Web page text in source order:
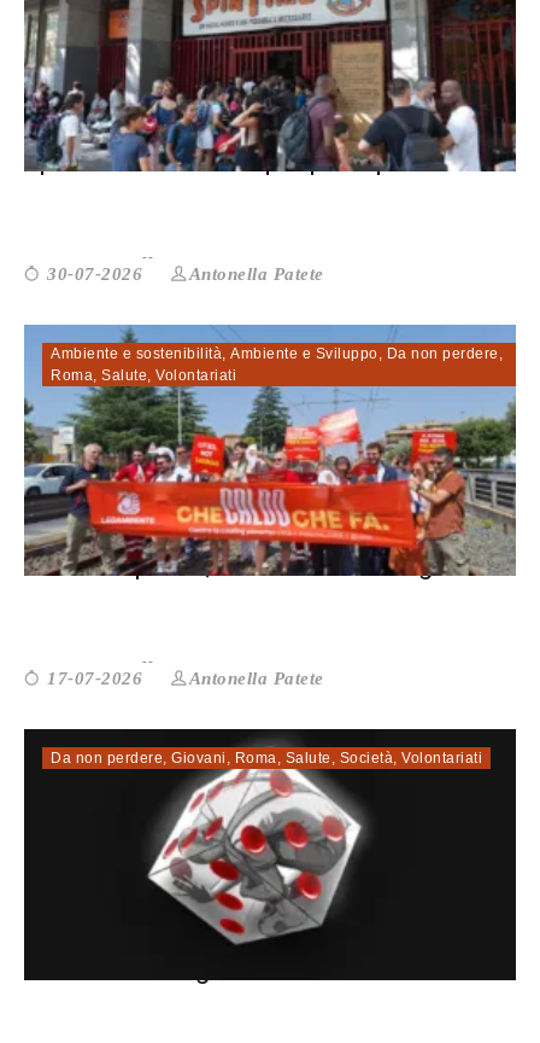
Spin Time evacuato per principio di i...
30-07-2026 Antonella Patete
Ambiente e sostenibilità, Ambiente e Sviluppo, Da non perdere ,
Roma, Salute, Volontariati
Roma tropicale, Alessandrino maglia n...
17-07-2026 Antonella Patete
Da non perdere, Giovani , Roma, Salute , Società, Volontariati